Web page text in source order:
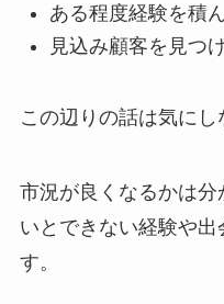
ある程度経験を積
見込み顧客を見つ
この辺りの話は気にし
市況が良くなるかは
いとできない経験や
す。